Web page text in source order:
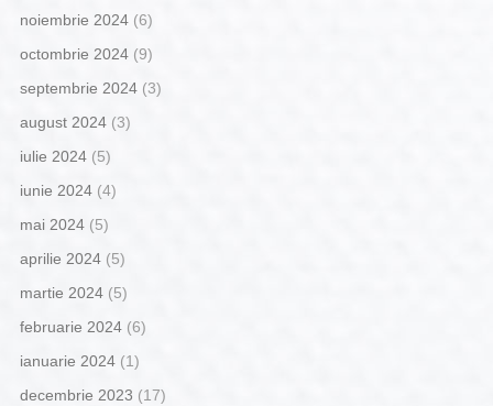
noiembrie 2024(6)
octombrie 2024(9)
septembrie 2024(3)
august 2024(3)
iulie 2024(5)
iunie 2024(4)
mai 2024(5)
aprilie 2024(5)
martie 2024(5)
februarie 2024(6)
ianuarie 2024(1)
decembrie 2023 (17)